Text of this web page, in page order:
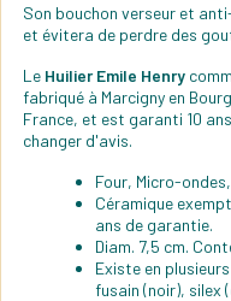
Son bouchon verseur et
et évitera de perdre des
Le Huilier Emile Henry
fabriqué à Marcigny en
France, et est garanti 10
changer d'avis.
Four, Micro-
Céramique
ans de garantie.
Diam. 7,5 cm.
Existe en
fusain (noir), silex